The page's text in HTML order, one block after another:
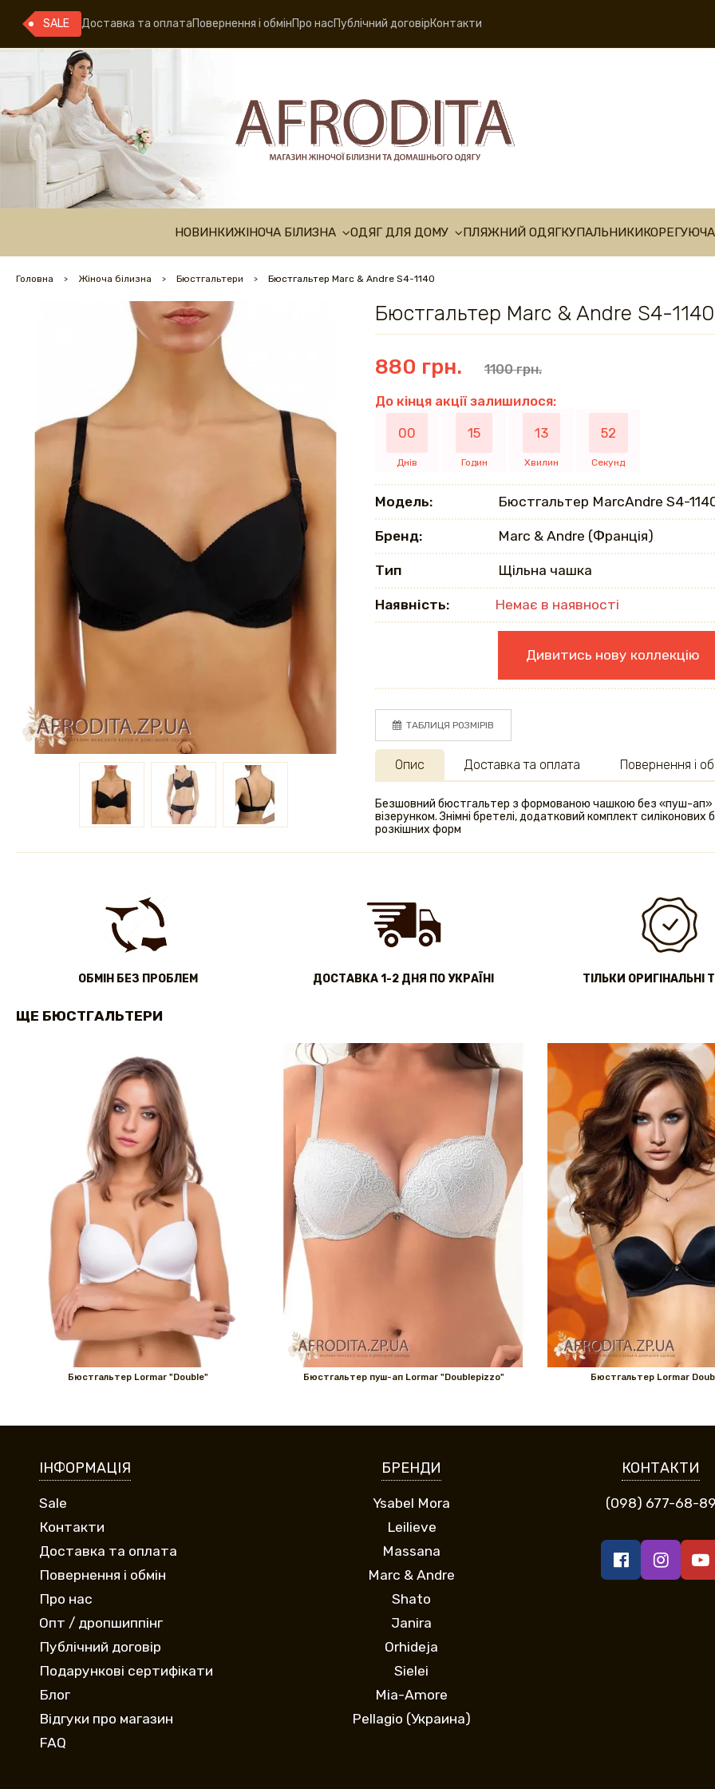
SALE Доставка та оплатаПовернення і обмінПро насПублічний договірКонтакти
НОВИНКИЖІНОЧА БІЛИЗНА ОДЯГ ДЛЯ ДОМУ ПЛЯЖНИЙ ОДЯГКУПАЛЬНИКИ
Головна Жіноча білизна Бюстгальтери Бюстгальтер Marc & Andre S4-1140
Бюстгальтер Marc & Andre S4-1140
880 грн.
1100 грн.
До кінця акції залишилося:
00
Днів
15
Годин
13
Хвилин
51
Секунд
Модель: Бюстгальтер MarcAndrе S4-
Бренд: Marc & Andre (Франція)
Тип Щільна чашка
Наявність: Немає в наявності
Дивитись нову коллекцію
ТАБЛИЦЯ РОЗМІРІВ
Опис
Безшовний бюстгальтер з формованою чашкою без «пуш-ап»
візерунком. Знімні бретелі, додатковий комплект
розкішних форм
Доставка та оплата Повернення і
ОБМІН БЕЗ ПРОБЛЕМ ДОСТАВКА 1-2 ДНЯ ПО УКРАЇНІ ТІЛЬКИ ОРИГІНАЛЬНІ
ЩЕ БЮСТГАЛЬТЕРИ
Бюстгальтер Lormar "Double" Бюстгальтер пуш-ап Lormar "Doublepizzo" Бюстгальтер Lormar
ІНФОРМАЦІЯ
Sale
Контакти
Доставка та оплата
Повернення і обмін
Про нас
Опт / дропшиппінг
Публічний договір
Подарункові сертифікати
Блог
Відгуки про магазин
FAQ
БРЕНДИ
Ysabel Mora
Leilieve
Massana
Marc & Andre
Shato
Janira
Orhideja
Sielei
Mia-Amore
Pellagio (Украина)
КОНТАКТИ
(098) 677-68-